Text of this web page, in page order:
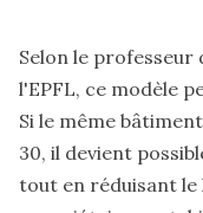
Selon le
l'EPFL, ce modèle
Si le même
30, il devient
tout en réduisant